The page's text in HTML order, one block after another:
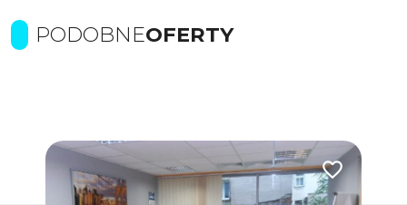
PODOBNEOFERTY
Dodaj do ulubionych Dodaj do